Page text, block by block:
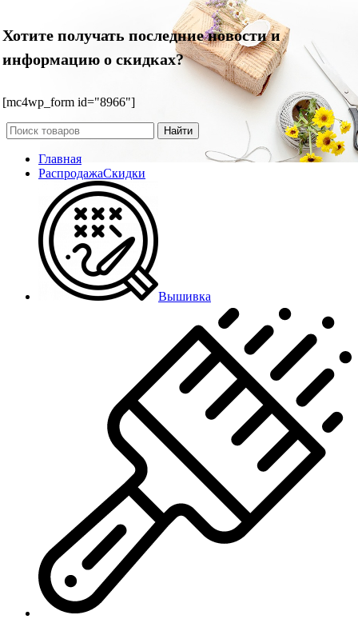
Хотите получать последние новости и
информацию о скидках?
[mc4wp_form id="8966"]
Найти
Главная
РаспродажаСкидки
Вышивка